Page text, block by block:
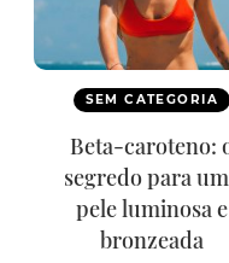
SEM CATEGORIA
Beta-caroteno:
segredo para
pele luminosa e
bronzeada